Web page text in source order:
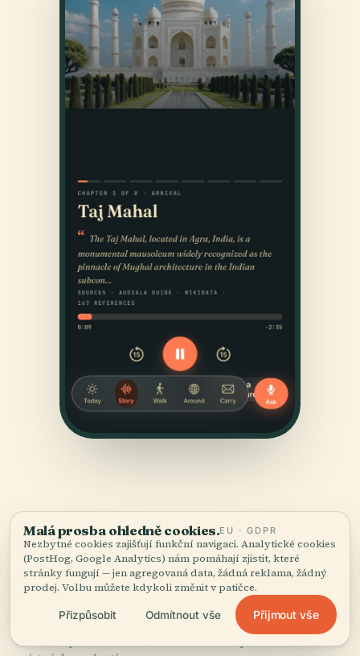
ZDROJE
Ověřenéa doložené.
Vyrešeršováno a sepsáno redakčním týmem Audiala z
historických záznamů, architektonických archivů a
Malá prosba ohledně cookies.EU · GDPR
Nezbytné cookies zajišťují funkční navigaci. Analytické cookies
(PostHog, Google Analytics) nám pomáhají zjistit, které
stránky fungují — jen agregovaná data, žádná reklama, žádný
prodej. Volbu můžete kdykoli změnit v patičce.
Přizpůsobit Odmítnout vše Přijmout vše